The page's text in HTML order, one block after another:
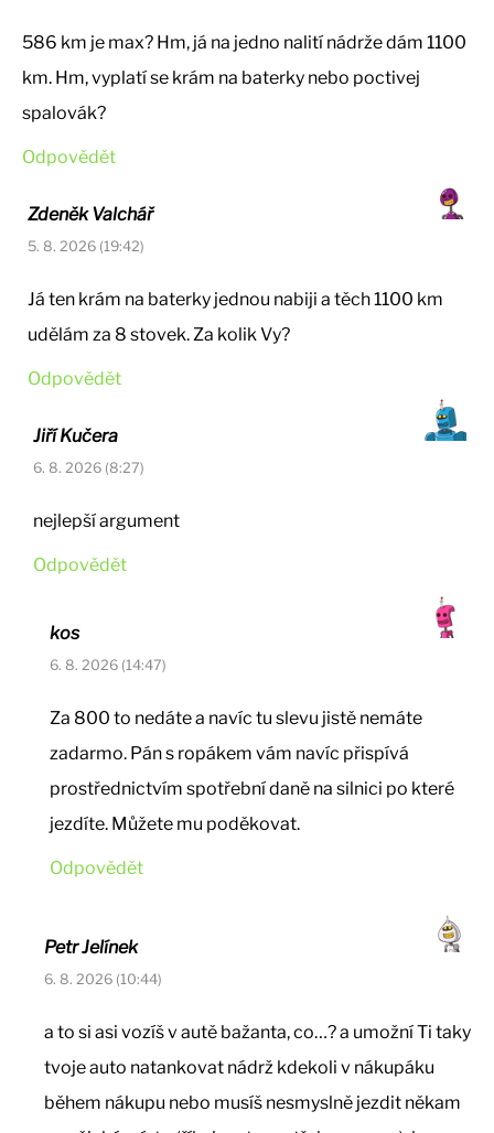
586 km je max? Hm, já na jedno nalití nádrže dám 1100
km. Hm, vyplatí se krám na baterky nebo poctivej
spalovák?
Odpovědět
Zdeněk Valchář
5. 8. 2026 (19:42)
Já ten krám na baterky jednou nabiji a těch 1100 km
udělám za 8 stovek. Za kolik Vy?
Odpovědět
Jiří Kučera
6. 8. 2026 (8:27)
nejlepší argument
Odpovědět
kos
6. 8. 2026 (14:47)
Za 800 to nedáte a navíc tu slevu jistě nemáte
zadarmo. Pán s ropákem vám navíc přispívá
prostřednictvím spotřební daně na silnici po které
jezdíte. Můžete mu poděkovat.
Odpovědět
Petr Jelínek
6. 8. 2026 (10:44)
a to si asi vozíš v autě bažanta, co…? a umožní Ti taky
tvoje auto natankovat nádrž kdekoli v nákupáku
během nákupu nebo musíš nesmyslně jezdit někam